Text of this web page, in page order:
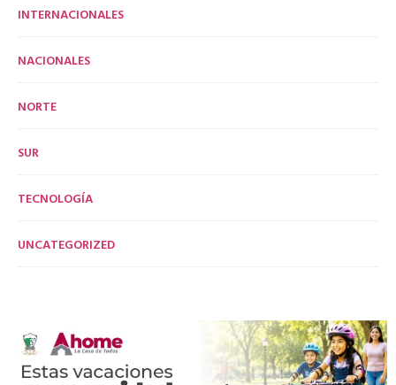
INTERNACIONALES
NACIONALES
NORTE
SUR
TECNOLOGÍA
UNCATEGORIZED